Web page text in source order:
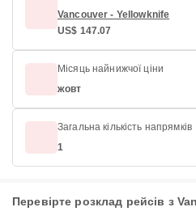
Vancouver - Yellowknife
US$ 147.07
Місяць найнижчої ціни
жовт
Загальна кількість напрямків
1
Перевірте розклад рейсів з